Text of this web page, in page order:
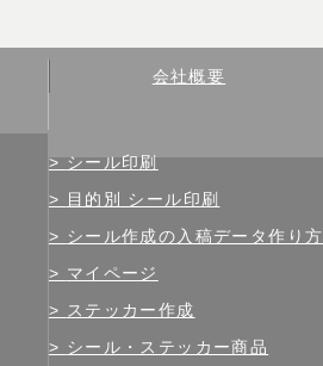
会社概要
シール印刷
目的別 シール印刷
シール作成の入稿データ作り方
マイページ
ステッカー作成
シール・ステッカー商品